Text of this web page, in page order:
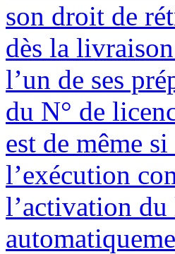
son droit de
dès la
l’un de ses
du N° de
est de même
l’exécution
l’activation